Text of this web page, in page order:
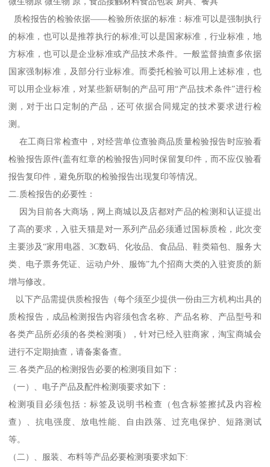
质检报告的检验依据——检验所依据的标准：标准可以是强制执行
的标准，也可以是推荐执行的标准;可以是国家标准，行业标准，地
方标准，也可以是企业标准或产品技术条件。一般监督抽查多依据
国家强制标准，及部分行业标准。而委托检验可以用上述标准，也
可以用企业标准，对某些新研制的产品可用“产品技术条件”进行检
测，对于出口定制的产品，还可依据合同规定的技术要求进行检
测。
在工商日常检查中，对经营单位查验商品质量检验报告时应验看
检验报告原件(盖有红章的检验报告)同时保留复印件，而不应仅验看
报告复印件，避免所取的检验报告出现复印等情况。
二.质检报告的必要性：
因为目前各大商场，网上商城以及店都对产品的检测和认证提出
了高的要求，入驻天猫是对一系列产品必须通过国标质检，此次变
主要涉及“家用电器、3C数码、化妆品、食品品、鞋类箱包、服务大
类、电子票务凭证、运动户外、服饰”九个招商大类的入驻资质的新
增与修改。
以下产品需提供质检报告（每个须至少提供一份由三方机构出具的
质检报告，成品检测报告内容须包含名称、产品名称、产品型号和
各类产品所必须的各类检测项），针对已经入驻商家，淘宝商城会
进行不定期抽查，请备案备查。
三.各类产品的检测报告必要的检测项目如下：
（一）、电子产品及配件检测项要求如下：
检测项目必须包括：标签及说明书检查（包含标签擦拭及内容检
查）、抗电强度、放电性能、自由跌落、过充电保护、短路测试
等。
（二）、服装、布料等产品必要检测项要求如下: